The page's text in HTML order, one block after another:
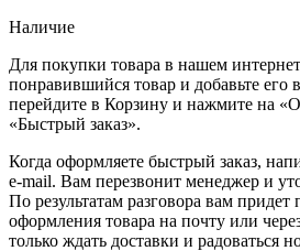
Наличие
Для покупки товара в нашем
понравившийся товар и добавьте его
перейдите в Корзину и нажмите на
«Быстрый заказ».
Когда оформляете быстрый заказ,
e-mail. Вам перезвонит менеджер и
По результатам разговора вам придет
оформления товара на почту или
только ждать доставки и радоваться